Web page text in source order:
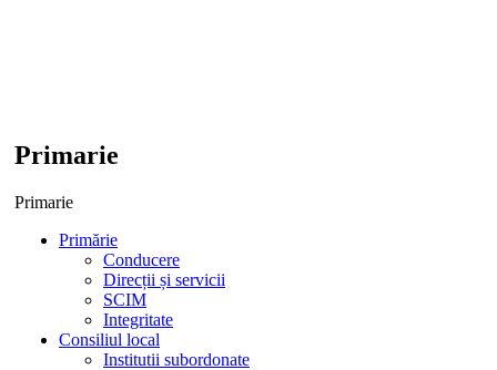
Primarie
Primarie
Primărie
Conducere
Direcții și servicii
SCIM
Integritate
Consiliul local
Institutii subordonate